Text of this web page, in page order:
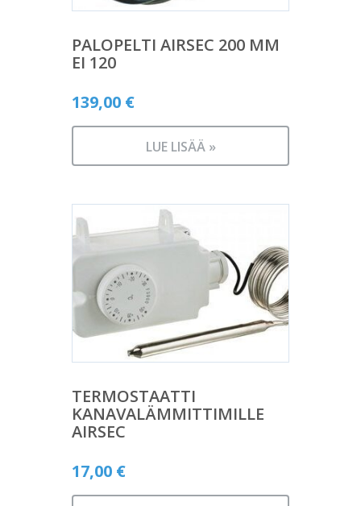
PALOPELTI AIRSEC 200 MM
EI 120
139,00 €
LUE LISÄÄ »
TERMOSTAATTI
KANAVALÄMMITTIMILLE
AIRSEC
17,00 €